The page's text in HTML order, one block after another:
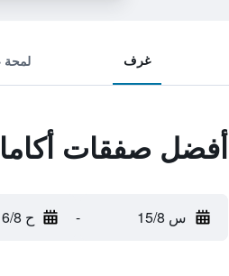
غرف
أفضل صفقات
س 15/8 - ح 16/8